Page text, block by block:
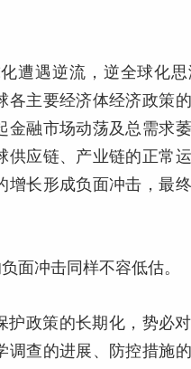
遭遇逆流，逆全球化
主要经济体经济政策
融市场动荡及总需求
应链、产业链的正常
长形成负面冲击，最
面冲击同样不容低估。
政策的长期化，势必
查的进展、防控措施